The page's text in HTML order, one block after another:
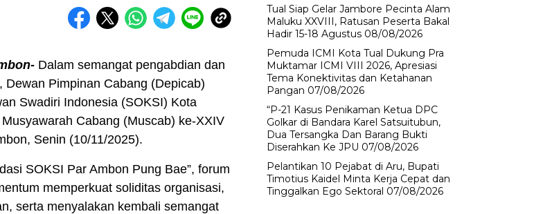
Dalam semangat pengabdian dan
Dewan Pimpinan Cabang (Depicab)
Swadiri Indonesia (SOKSI) Kota
Cabang (Muscab) ke-XXIV
Senin (10/11/2025).
SOKSI Par Ambon Pung Bae”, forum
memperkuat soliditas organisasi,
serta menyalakan kembali semangat
Tual Siap Gelar Jambore Pecinta Alam
Maluku XXVIII, Ratusan Peserta Bakal
Hadir 15-18 Agustus 08/08/2026
Pemuda ICMI Kota Tual Dukung Pra
Muktamar ICMI VIII 2026, Apresiasi
Tema Konektivitas dan Ketahanan
Pangan 07/08/2026
“P-21 Kasus Penikaman Ketua DPC
Golkar di Bandara Karel Satsuitubun,
Dua Tersangka Dan Barang Bukti
Diserahkan Ke JPU 07/08/2026
Pelantikan 10 Pejabat di Aru, Bupati
Timotius Kaidel Minta Kerja Cepat dan
Tinggalkan Ego Sektoral 07/08/2026